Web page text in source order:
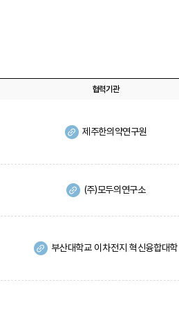
협력기관
제주한의약연구원
(주)모두의연구소
부산대학교 이차전지 혁신융합대학